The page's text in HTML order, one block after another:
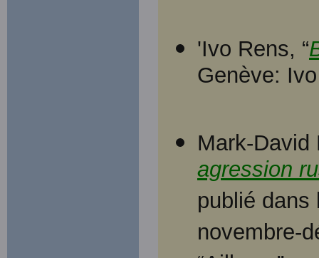
'Ivo Rens, “
Genève:
Mark-David
agression
publié
novembre-